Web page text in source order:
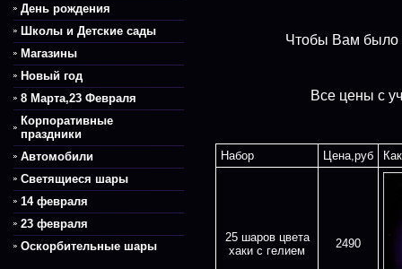
День рождения
Школы и Детские сады
Магазины
Новый год
8 Марта,23 Февраля
Корпоративные
праздники
Автомобили
Светящиеся шары
14 февраля
23 февраля
Оскорбительные шары
Чтобы Вам было
Все цены с
Набор Цена,руб
25 шаров цвета
хаки с гелием
2490